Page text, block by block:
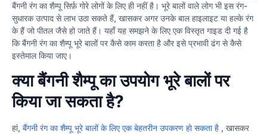
बैंगनी रंग का शैम्पू सिर्फ़ गोरे लोगों के लिए ही नहीं है। भूरे बालों वाले लोग भी इस रंग-
सुधारक उत्पाद से लाभ उठा सकते हैं, खासकर अगर उनके बाल हाइलाइट या हल्के रंग
के हैं जो पीतल जैसे हो जाते हैं। यहाँ यह समझने के लिए एक विस्तृत गाइड दी गई है
कि बैंगनी रंग का शैम्पू भूरे बालों पर कैसे काम करता है और इसे प्रभावी ढंग से कैसे
इस्तेमाल किया जाए।
क्या बैंगनी शैम्पू का उपयोग भूरे बालों पर
किया जा सकता है?
हां, बैंगनी रंग का शैम्पू भूरे बालों के लिए एक बेहतरीन उपकरण हो सकता है , खासकर